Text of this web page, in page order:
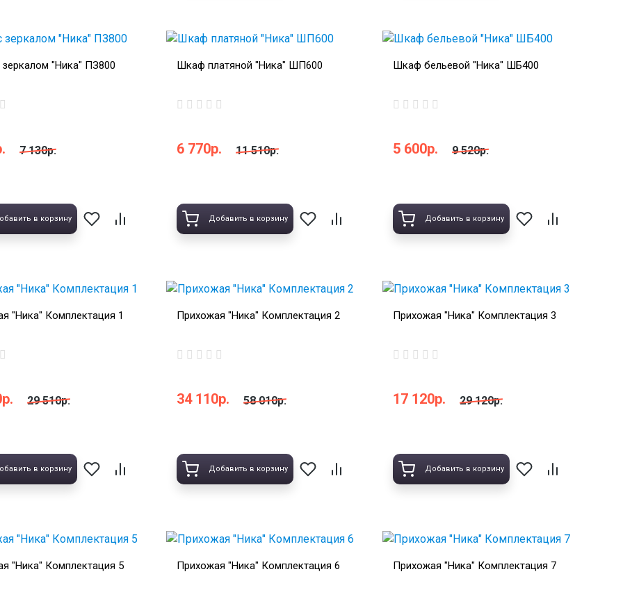
"Ника" ПЗ800
7 130р.
в корзину
Шкаф платяной "Ника" ШП600
6 770р. 11 510р.
Добавить в корзину
Шкаф бельевой "Ника" ШБ400
5 600р. 9 520р.
Добавить в корзину
"Ника" Комплектация 1
29 510р.
в корзину
Прихожая "Ника" Комплектация 2
34 110р. 58 010р.
Добавить в корзину
Прихожая "Ника" Комплектация 3
17 120р. 29 120р.
Добавить в корзину
"Ника" Комплектация 5 Прихожая "Ника" Комплектация 6 Прихожая "Ника" Комплектация 7